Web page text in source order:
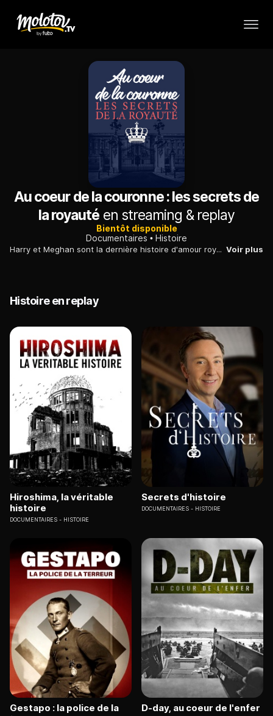
Au coeur de la couronne : les secrets de
la royauté en streaming & replay
Bientôt disponible
Documentaires
Histoire
Harry et Meghan sont la dernière histoire d'amour royale en date. Après le mariage, comment trouver l'équilibre entre les pressions de l'amour et du devoir ? Voir plus
Histoire en replay
Hiroshima, la véritable
histoire
DOCUMENTAIRES HISTOIRE
Secrets d'histoire
DOCUMENTAIRES HISTOIRE
Gestapo : la police de la
D-day, au coeur de l'enfer